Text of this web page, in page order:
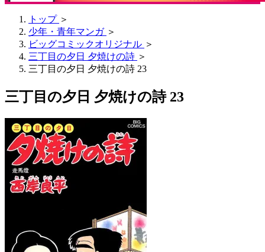
トップ ＞
少年・青年マンガ ＞
ビッグコミックオリジナル ＞
三丁目の夕日 夕焼けの詩 ＞
三丁目の夕日 夕焼けの詩 23
三丁目の夕日 夕焼けの詩 23